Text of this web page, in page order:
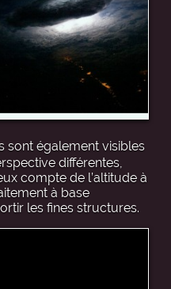
sont également visibles
différentes,
compte de l’altitude à
à base
les fines structures.